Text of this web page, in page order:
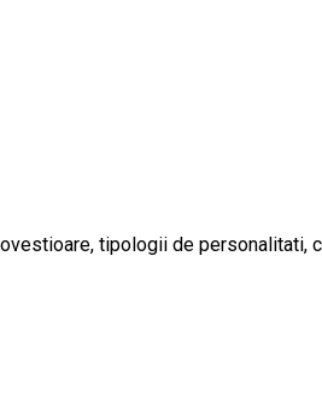
tipologii de personalitati,